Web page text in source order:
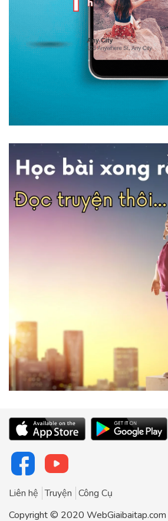
Liên hệ Truyện Công Cụ
Copyright © 2020 WebGiaibaitap.com